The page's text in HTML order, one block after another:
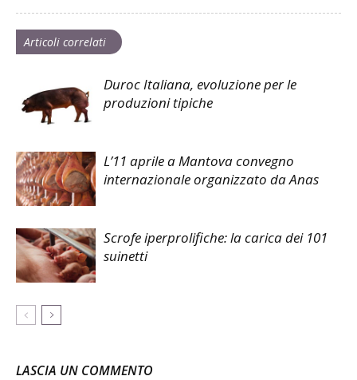
Articoli correlati
Duroc Italiana, evoluzione per le
produzioni tipiche
L’11 aprile a Mantova convegno
internazionale organizzato da Anas
Scrofe iperprolifiche: la carica dei 101
suinetti
LASCIA UN COMMENTO